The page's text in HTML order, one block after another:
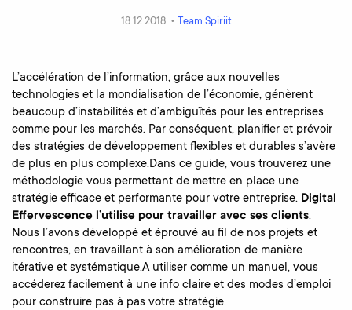
18.12.2018 • Team Spiriit
L’accélération de l’information, grâce aux nouvelles
technologies et la mondialisation de l’économie, génèrent
beaucoup d’instabilités et d’ambiguïtés pour les entreprises
comme pour les marchés. Par conséquent, planifier et prévoir
des stratégies de développement flexibles et durables s’avère
de plus en plus complexe.Dans ce guide, vous trouverez une
méthodologie vous permettant de mettre en place une
stratégie efficace et performante pour votre entreprise. Digital
Effervescence l’utilise pour travailler avec ses clients.
Nous l’avons développé et éprouvé au fil de nos projets et
rencontres, en travaillant à son amélioration de manière
itérative et systématique.A utiliser comme un manuel, vous
accéderez facilement à une info claire et des modes d’emploi
pour construire pas à pas votre stratégie.